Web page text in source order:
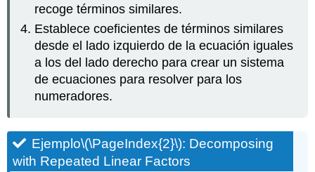
recoge términos similares.
Establece coeficientes de términos similares
desde el lado izquierdo de la ecuación iguales
a los del lado derecho para crear un sistema
de ecuaciones para resolver para los
numeradores.
Ejemplo\(\PageIndex{2}\): Decomposing
with Repeated Linear Factors